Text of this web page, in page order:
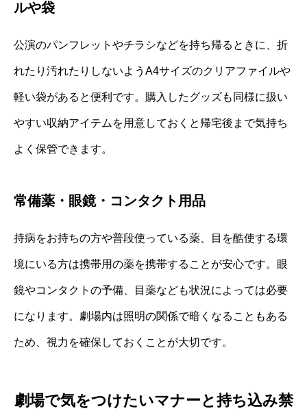
ルや袋
公演のパンフレットやチラシなどを持ち帰るときに、折
れたり汚れたりしないようA4サイズのクリアファイルや
軽い袋があると便利です。購入したグッズも同様に扱い
やすい収納アイテムを用意しておくと帰宅後まで気持ち
よく保管できます。
常備薬・眼鏡・コンタクト用品
持病をお持ちの方や普段使っている薬、目を酷使する環
境にいる方は携帯用の薬を携帯することが安心です。眼
鏡やコンタクトの予備、目薬なども状況によっては必要
になります。劇場内は照明の関係で暗くなることもある
ため、視力を確保しておくことが大切です。
劇場で気をつけたいマナーと持ち込み禁